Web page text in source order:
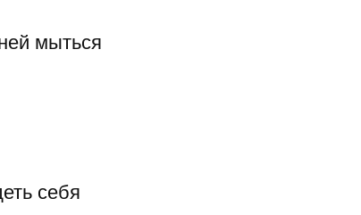
мыться
себя